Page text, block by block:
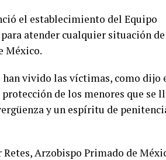
el establecimiento del Equipo
atender cualquier situación de
México.
vivido las víctimas, como dijo
de los menores que se
y un espíritu de
Arzobispo Primado de